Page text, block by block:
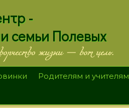
-
семьи Полевых
жизни — вот цель.
Родителям и учителям